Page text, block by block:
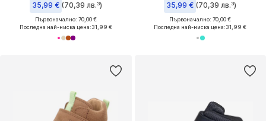
35,99 € (70,39 лв.³)
Първоначално: 70,00 €
Последна най-ниска цена:31,99 €
35,99 € (70,39 лв.³)
Първоначално: 70,00 €
Последна най-ниска цена:31,99 €